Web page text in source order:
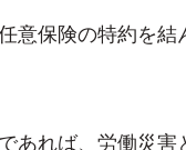
意保険の特約を
あれば、労働災